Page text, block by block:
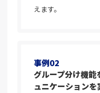
えます。
事例02
グループ分け機能
ュニケーションを